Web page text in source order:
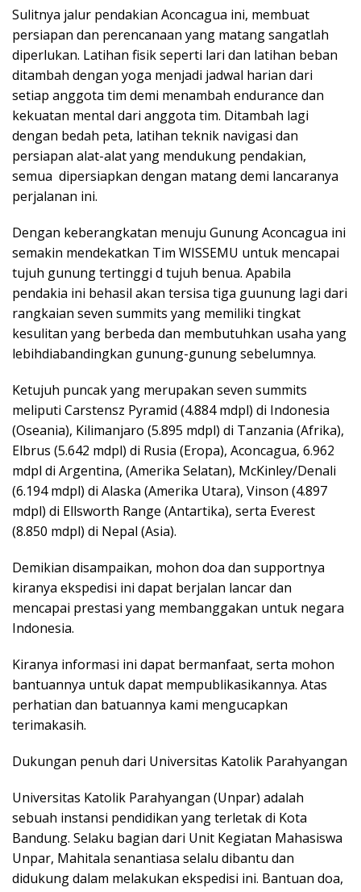
Sulitnya jalur pendakian Aconcagua ini, membuat
persiapan dan perencanaan yang matang sangatlah
diperlukan. Latihan fisik seperti lari dan latihan beban
ditambah dengan yoga menjadi jadwal harian dari
setiap anggota tim demi menambah endurance dan
kekuatan mental dari anggota tim. Ditambah lagi
dengan bedah peta, latihan teknik navigasi dan
persiapan alat-alat yang mendukung pendakian,
semua dipersiapkan dengan matang demi lancaranya
perjalanan ini.
Dengan keberangkatan menuju Gunung Aconcagua ini
semakin mendekatkan Tim WISSEMU untuk mencapai
tujuh gunung tertinggi d tujuh benua. Apabila
pendakia ini behasil akan tersisa tiga guunung lagi dari
rangkaian seven summits yang memiliki tingkat
kesulitan yang berbeda dan membutuhkan usaha yang
lebihdiabandingkan gunung-gunung sebelumnya.
Ketujuh puncak yang merupakan seven summits
meliputi Carstensz Pyramid (4.884 mdpl) di Indonesia
(Oseania), Kilimanjaro (5.895 mdpl) di Tanzania (Afrika),
Elbrus (5.642 mdpl) di Rusia (Eropa), Aconcagua, 6.962
mdpl di Argentina, (Amerika Selatan), McKinley/Denali
(6.194 mdpl) di Alaska (Amerika Utara), Vinson (4.897
mdpl) di Ellsworth Range (Antartika), serta Everest
(8.850 mdpl) di Nepal (Asia).
Demikian disampaikan, mohon doa dan supportnya
kiranya ekspedisi ini dapat berjalan lancar dan
mencapai prestasi yang membanggakan untuk negara
Indonesia.
Kiranya informasi ini dapat bermanfaat, serta mohon
bantuannya untuk dapat mempublikasikannya. Atas
perhatian dan batuannya kami mengucapkan
terimakasih.
Dukungan penuh dari Universitas Katolik Parahyangan
Universitas Katolik Parahyangan (Unpar) adalah
sebuah instansi pendidikan yang terletak di Kota
Bandung. Selaku bagian dari Unit Kegiatan Mahasiswa
Unpar, Mahitala senantiasa selalu dibantu dan
didukung dalam melakukan ekspedisi ini. Bantuan doa,